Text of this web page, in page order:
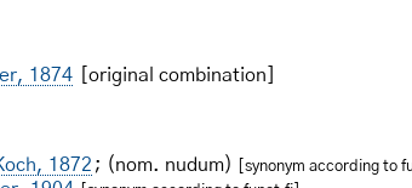
1874 [original combination]
1872 ; (nom. nudum) [synonym according to